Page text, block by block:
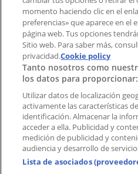
Marcas
Marcas locales
Negocios
Negocios cercanos
Productos
Productos locales
Ciudades
Descargar la APP
momento haciendo clic en el
preferencias» que aparece en el
página web. Tus opciones
Sitio web. Para saber más,
privacidad.Cookie policy
Tanto nosotros como
los datos para proporcionar:
Utilizar datos de localización
activamente las características
identificación. Almacenar la
acceder a ella. Publicidad y
medición de publicidad y
audiencia y desarrollo de
Lista de asociados